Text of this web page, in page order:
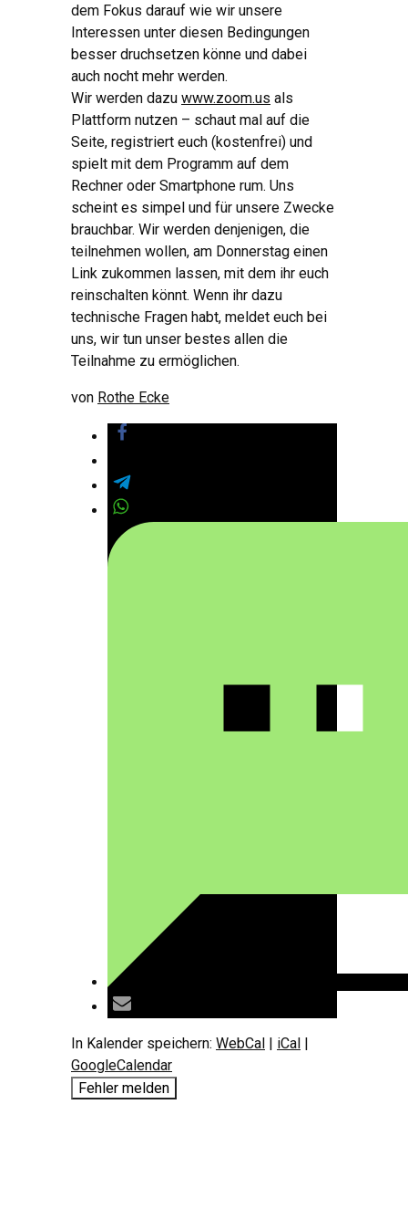
dem Fokus darauf wie wir unsere
Interessen unter diesen Bedingungen
besser druchsetzen könne und dabei
auch nocht mehr werden.
Wir werden dazu www.zoom.us als
Plattform nutzen – schaut mal auf die
Seite, registriert euch (kostenfrei) und
spielt mit dem Programm auf dem
Rechner oder Smartphone rum. Uns
scheint es simpel und für unsere Zwecke
brauchbar. Wir werden denjenigen, die
teilnehmen wollen, am Donnerstag einen
Link zukommen lassen, mit dem ihr euch
reinschalten könnt. Wenn ihr dazu
technische Fragen habt, meldet euch bei
uns, wir tun unser bestes allen die
Teilnahme zu ermöglichen.
von Rothe Ecke
In Kalender speichern: WebCal | iCal |
GoogleCalendar
Fehler melden